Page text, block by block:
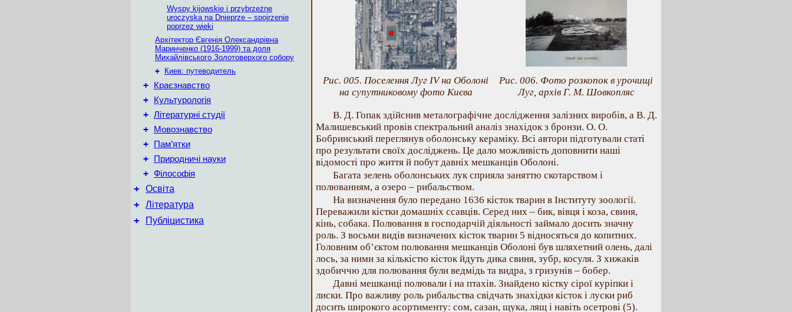
Wyspy kijowskie i przybrzeżne
uroczyska na Dnieprze – spojrzenie
poprzez wieki
Архітектор Євгенія Олександрівна
Маринченко (1916-1999) та доля
Михайлівського Золотоверхого собору
+
Киев: путеводитель
+ Краєзнавство
+ Культурологія
+ Літературні студії
+ Мовознавство
+ Пам’ятки
+ Природничі науки
+ Філософія
+ Освіта
+ Література
+ Публіцистика
Рис. 005. Поселення Луг IV на Оболоні
на супутниковому фото Києва
Рис. 006. Фото розкопок в урочищі
Луг, архів Г. М. Шовкопляс
В. Д. Гопак здійснив металографічне дослідження залізних виробів, а В. Д.
Малишевський провів спектральний аналіз знахідок з бронзи. О. О.
Бобринський переглянув оболонську кераміку. Всі автори підготували статі
про результати своїх досліджень. Це дало можливість доповнити наші
відомості про життя й побут давніх мешканців Оболоні.
Багата зелень оболонських лук сприяла заняттю скотарством і
полюванням, а озеро – рибальством.
На визначення було передано 1636 кісток тварин в Інституту зоології.
Переважили кістки домашніх ссавців. Серед них – бик, вівця і коза, свиня,
кінь, собака. Полювання в господарчій діяльності займало досить значну
роль. З восьми видів визначених кісток тварин 5 відносяться до копитних.
Головним об’єктом полювання мешканців Оболоні був шляхетний олень, далі
лось, за ними за кількістю кісток йдуть дика свиня, зубр, косуля. З хижаків
здобиччю для полювання були ведмідь та видра, з гризунів – бобер.
Давні мешканці полювали і на птахів. Знайдено кістку сірої куріпки і
лиски. Про важливу роль рибальства свідчать знахідки кісток і луски риб
досить широкого асортименту: сом, сазан, щука, лящ і навіть осетрові (5).